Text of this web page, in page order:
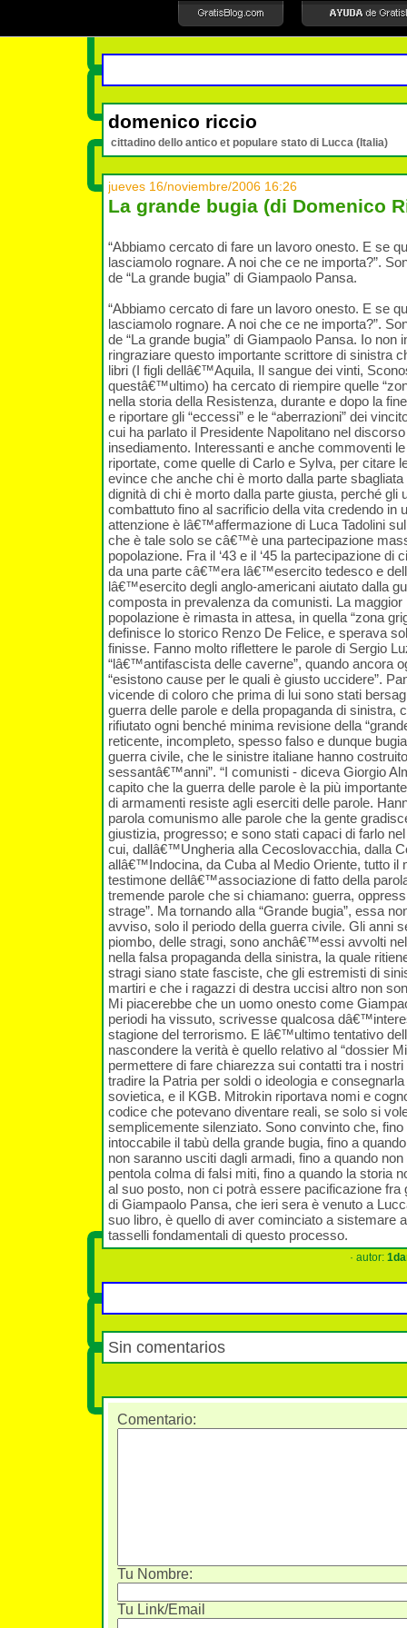
domenico riccio
cittadino dello antico et populare stato di Lucca (Italia)
jueves 16/noviembre/2006 16:26
La grande bugia (di Domenico
“Abbiamo cercato di fare un lavoro onesto. E se
lasciamolo rognare. A noi che ce ne importa?”.
de “La grande bugia” di Giampaolo Pansa.
“Abbiamo cercato di fare un lavoro onesto. E se
lasciamolo rognare. A noi che ce ne importa?”.
de “La grande bugia” di Giampaolo Pansa. Io non
ringraziare questo importante scrittore di sinistra
libri (I figli dellâ€™Aquila, Il sangue dei vinti,
questâ€™ultimo) ha cercato di riempire quelle
nella storia della Resistenza, durante e dopo la
e riportare gli “eccessi” e le “aberrazioni” dei
cui ha parlato il Presidente Napolitano nel
insediamento. Interessanti e anche commoventi
riportate, come quelle di Carlo e Sylva, per citare
evince che anche chi è morto dalla parte
dignità di chi è morto dalla parte giusta, perché gli
combattuto fino al sacrificio della vita credendo in
attenzione è lâ€™affermazione di Luca Tadolini
che è tale solo se câ€™è una partecipazione
popolazione. Fra il ‘43 e il ‘45 la partecipazione di
da una parte câ€™era lâ€™esercito tedesco e
lâ€™esercito degli anglo-americani aiutato dalla
composta in prevalenza da comunisti. La maggior
popolazione è rimasta in attesa, in quella “zona
definisce lo storico Renzo De Felice, e sperava
finisse. Fanno molto riflettere le parole di Sergio
“lâ€™antifascista delle caverne”, quando ancora
“esistono cause per le quali è giusto uccidere”.
vicende di coloro che prima di lui sono stati
guerra delle parole e della propaganda di sinistra,
rifiutato ogni benché minima revisione della
reticente, incompleto, spesso falso e dunque
guerra civile, che le sinistre italiane hanno
sessantâ€™anni”. “I comunisti - diceva Giorgio
capito che la guerra delle parole è la più
di armamenti resiste agli eserciti delle parole.
parola comunismo alle parole che la gente
giustizia, progresso; e sono stati capaci di farlo
cui, dallâ€™Ungheria alla Cecoslovacchia, dalla
allâ€™Indocina, da Cuba al Medio Oriente, tutto il
testimone dellâ€™associazione di fatto della
tremende parole che si chiamano: guerra,
strage”. Ma tornando alla “Grande bugia”, essa
avviso, solo il periodo della guerra civile. Gli anni
piombo, delle stragi, sono anchâ€™essi avvolti
nella falsa propaganda della sinistra, la quale
stragi siano state fasciste, che gli estremisti di
martiri e che i ragazzi di destra uccisi altro non
Mi piacerebbe che un uomo onesto come
periodi ha vissuto, scrivesse qualcosa
stagione del terrorismo. E lâ€™ultimo tentativo
nascondere la verità è quello relativo al “dossier
permettere di fare chiarezza sui contatti tra i nostri
tradire la Patria per soldi o ideologia e
sovietica, e il KGB. Mitrokin riportava nomi e
codice che potevano diventare reali, se solo si
semplicemente silenziato. Sono convinto che,
intoccabile il tabù della grande bugia, fino a
non saranno usciti dagli armadi, fino a quando
pentola colma di falsi miti, fino a quando la storia
al suo posto, non ci potrà essere pacificazione fra
di Giampaolo Pansa, che ieri sera è venuto a
suo libro, è quello di aver cominciato a sistemare
tasselli fondamentali di questo processo.
· autor:
Sin comentarios
Comentario:
Tu Nombre:
Tu Link/Email